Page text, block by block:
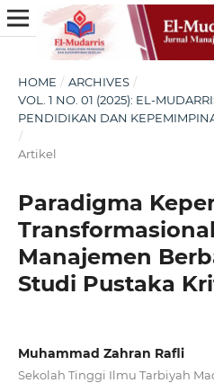
HOME / ARCHIVES /
VOL. 1 NO. 01 (2025): EL-
PENDIDIKAN DAN
/
Artikel
Paradigma
Manajemen
Studi Pustaka
Muhammad Zahran Rafli
Sekolah Tinggi Ilmu Tarbiyah